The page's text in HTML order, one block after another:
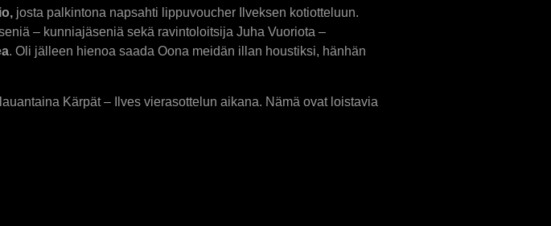
josta palkintona napsahti lippuvoucher Ilveksen kotiotteluun.
– kunniajäseniä sekä ravintoloitsija Juha Vuoriota –
. Oli jälleen hienoa saada Oona meidän illan houstiksi, hänhän
Kärpät – Ilves vierasottelun aikana. Nämä ovat loistavia